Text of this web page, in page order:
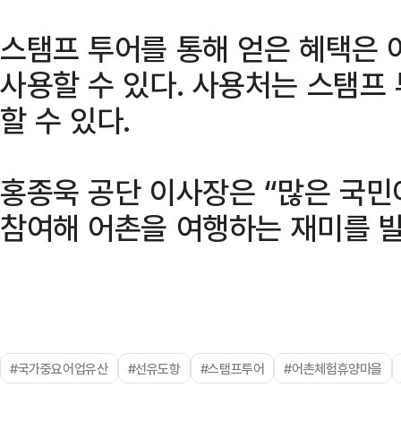
스탬프 투어를 통해 얻은 혜택은
사용할 수 있다. 사용처는 스탬
할 수 있다.
홍종욱 공단 이사장은 “많은 국
참여해 어촌을 여행하는 재미를
#국가중요어업유산 #선유도항 #스탬프투어 #어촌체험휴양마을